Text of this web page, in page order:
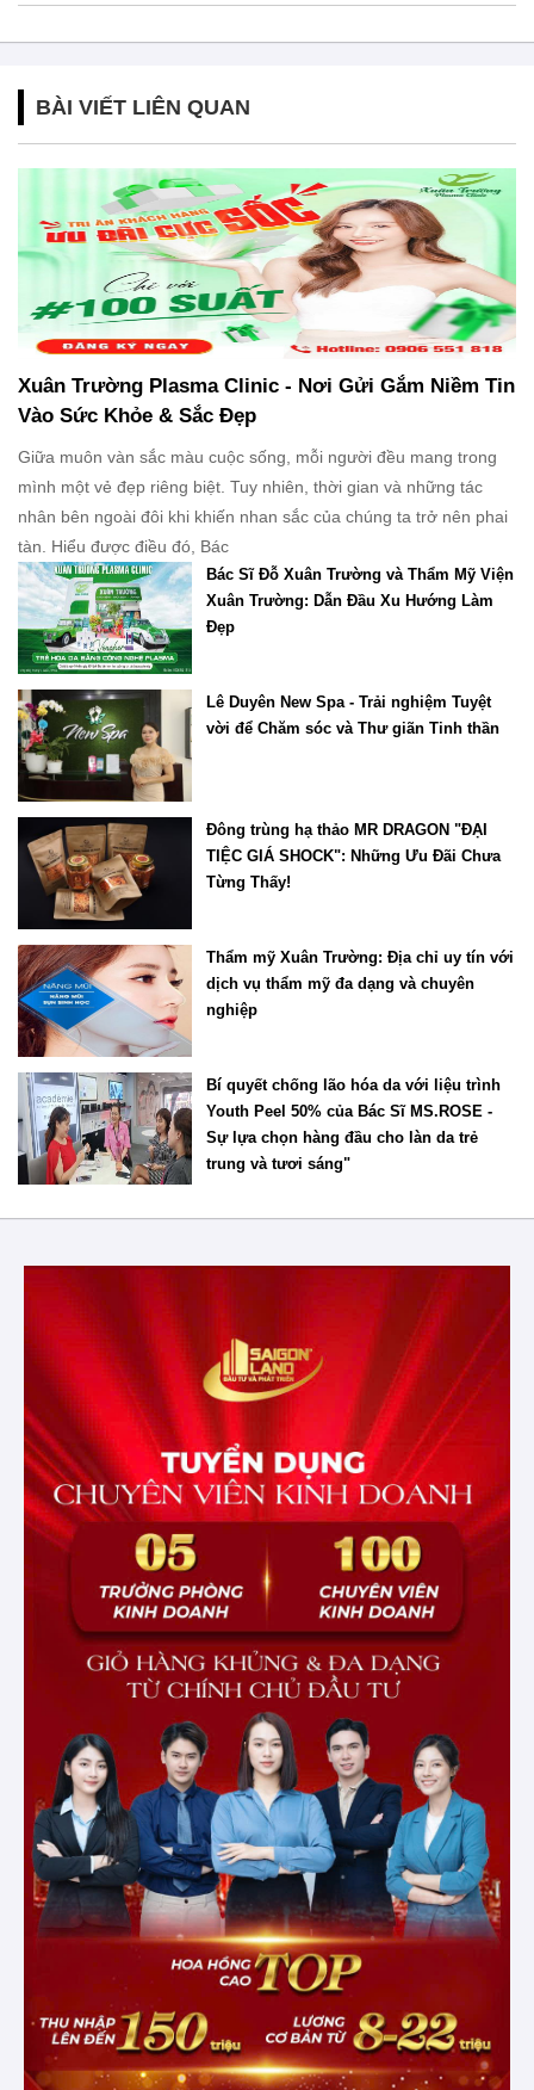
BÀI VIẾT LIÊN QUAN
Xuân Trường Plasma Clinic - Nơi Gửi Gắm Niềm Tin
Vào Sức Khỏe & Sắc Đẹp
Giữa muôn vàn sắc màu cuộc sống, mỗi người đều mang trong
mình một vẻ đẹp riêng biệt. Tuy nhiên, thời gian và những tác
nhân bên ngoài đôi khi khiến nhan sắc của chúng ta trở nên phai
tàn. Hiểu được điều đó, Bác
Bác Sĩ Đỗ Xuân Trường và Thẩm Mỹ Viện
Xuân Trường: Dẫn Đầu Xu Hướng Làm
Đẹp
Lê Duyên New Spa - Trải nghiệm Tuyệt
vời để Chăm sóc và Thư giãn Tinh thần
Đông trùng hạ thảo MR DRAGON "ĐẠI
TIỆC GIÁ SHOCK": Những Ưu Đãi Chưa
Từng Thấy!
Thẩm mỹ Xuân Trường: Địa chỉ uy tín với
dịch vụ thẩm mỹ đa dạng và chuyên
nghiệp
Bí quyết chống lão hóa da với liệu trình
Youth Peel 50% của Bác Sĩ MS.ROSE -
Sự lựa chọn hàng đầu cho làn da trẻ
trung và tươi sáng"